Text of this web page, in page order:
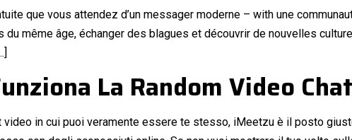
que vous attendez d’un messager moderne – with une
du même âge, échanger des blagues et découvrir de nouvelles
La Random Video Chat
video in cui puoi veramente essere te stesso, iMeetzu è il posto